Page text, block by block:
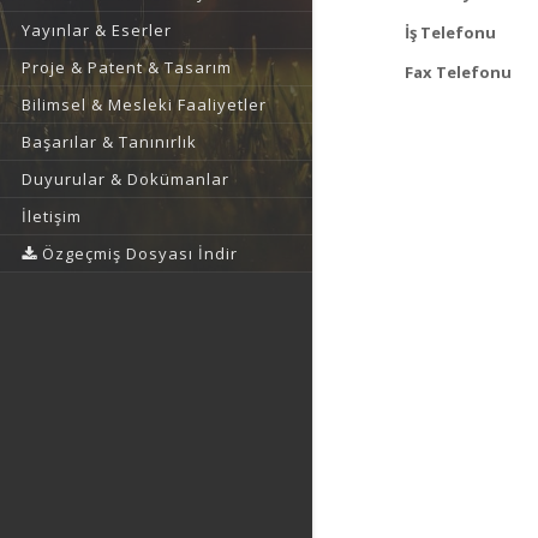
Yayınlar & Eserler
Proje & Patent & Tasarım
Bilimsel & Mesleki Faaliyetler
Başarılar & Tanınırlık
Duyurular & Dokümanlar
İletişim
Özgeçmiş Dosyası İndir
İş Telefonu
Fax Telefonu